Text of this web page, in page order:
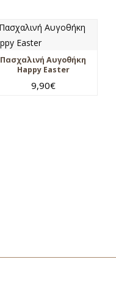
Πασχαλινή Αυγοθήκη
Happy Easter
9,90€